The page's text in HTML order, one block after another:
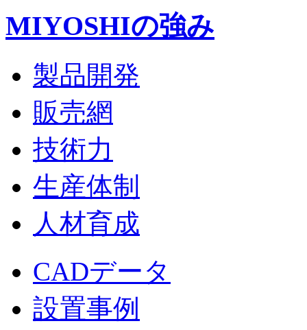
MIYOSHIの強み
製品開発
販売網
技術力
生産体制
人材育成
CADデータ
設置事例